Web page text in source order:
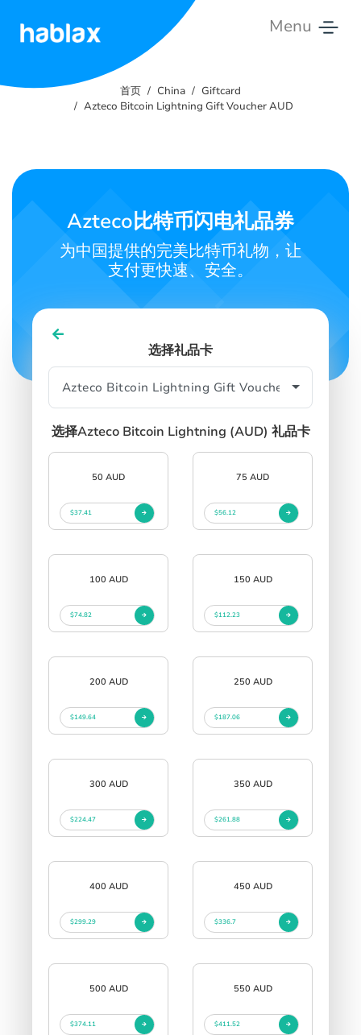
Menu
务
SIGN INSIGN UP
首页 China
Giftcard
Azteco Bitcoin Lightning Gift Voucher AUD
Azteco比特币闪电礼品券
为中国提供的完美比特币礼物，让
支付更快速、安全。
选择礼品卡
选择Azteco Bitcoin Lightning (AUD) 礼品卡
50 AUD
$37.41
75 AUD
$56.12
100 AUD
$74.82
150 AUD
$112.23
200 AUD
$149.64
250 AUD
$187.06
300 AUD
$224.47
350 AUD
$261.88
400 AUD
$299.29
450 AUD
$336.7
500 AUD
$374.11
550 AUD
$411.52